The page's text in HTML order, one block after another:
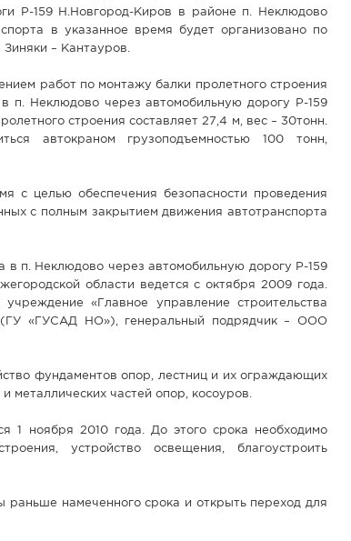
Р-159 Н.Новгород-Киров в районе п. Неклюдово
в указанное время будет организовано по
– Кантауров.
работ по монтажу балки пролетного строения
п. Неклюдово через автомобильную дорогу Р-159
строения составляет 27,4 м, вес – 30тонн.
автокраном грузоподъемностью 100 тонн,
с целью обеспечения безопасности проведения
с полным закрытием движения автотранспорта
в п. Неклюдово через автомобильную дорогу Р-159
области ведется с октября 2009 года.
«Главное управление строительства
(ГУ «ГУСАД НО»), генеральный подрядчик – ООО
фундаментов опор, лестниц и их ограждающих
металлических частей опор, косоуров.
1 ноября 2010 года. До этого срока необходимо
устройство освещения, благоустроить
намеченного срока и открыть переход для